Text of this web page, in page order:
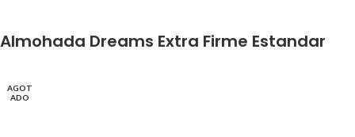
Almohada Dreams Extra Firme Estandar
AGOT
ADO